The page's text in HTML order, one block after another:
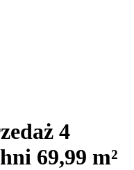
4
69,99 m²